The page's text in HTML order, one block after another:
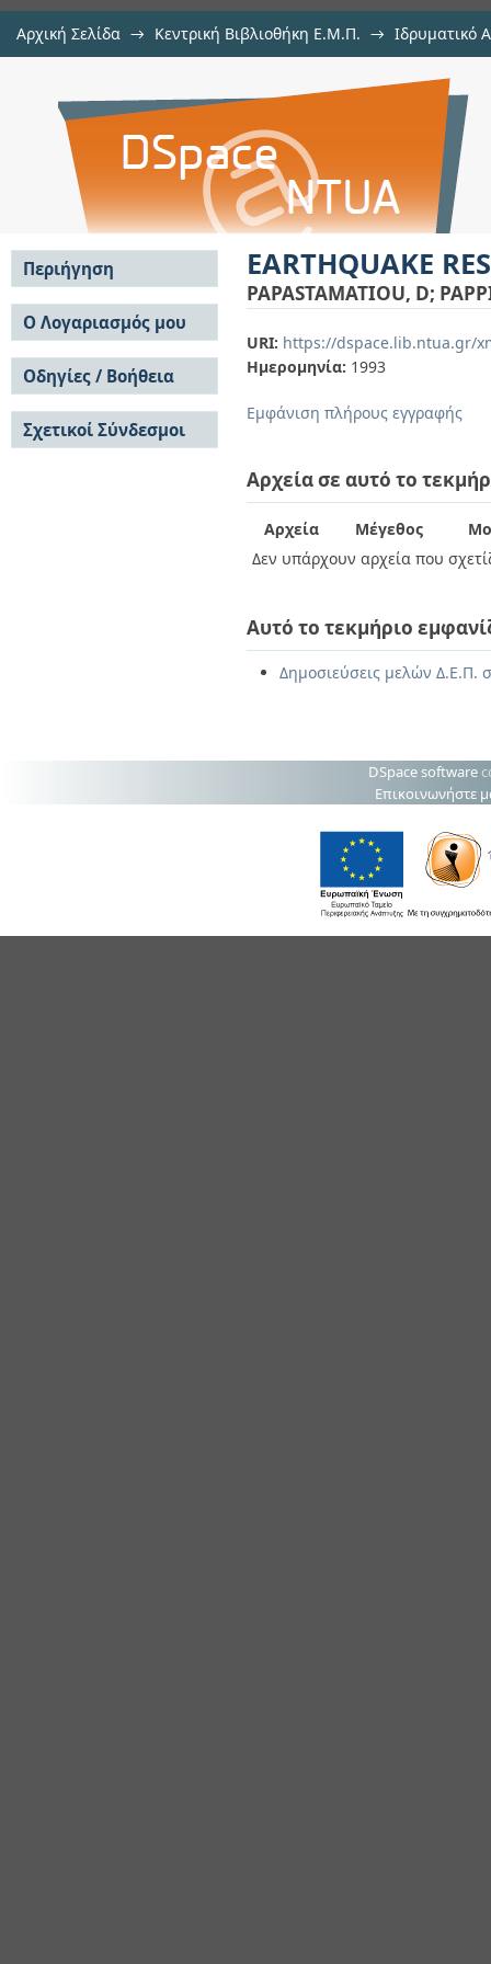
Αρχική Σελίδα → Κεντρική Βιβλιοθήκη Ε.Μ.Π. → Ιδρυματικό
EARTHQUAKE RESPONSE AT
EARTHQUAKE
PAPASTAMATIOU, D;
URI: https://dspace.lib.ntua.gr/
Ημερομηνία: 1993
Εμφάνιση πλήρους εγγραφής
Αρχεία σε αυτό το
Αρχεία Μέγεθος
Δεν υπάρχουν αρχεία που
Αυτό το τεκμήριο
Δημοσιεύσεις μελών Δ.Ε.Π.
Περιήγηση
Σε όλο το DSpace
Κοινότητες & Συλλογές
Ανά Ημερομηνία
Έκδοσης
Συγγραφείς
Τίτλοι
Θέματα
Ο Λογαριασμός μου
Σύνδεση
Εγγραφή
Οδηγίες / Βοήθεια
Οδηγίες Υποβολής
Οδηγίες Χρήσης ΙΑ
Συχνές Ερωτήσεις
Σχετικοί Σύνδεσμοι
DSpace software
Επικοινωνήστε